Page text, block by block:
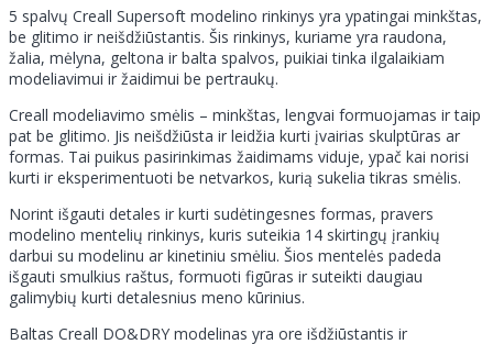
5 spalvų Creall Supersoft modelino rinkinys yra ypatingai minkštas,
be glitimo ir neišdžiūstantis. Šis rinkinys, kuriame yra raudona,
žalia, mėlyna, geltona ir balta spalvos, puikiai tinka ilgalaikiam
modeliavimui ir žaidimui be pertraukų.
Creall modeliavimo smėlis – minkštas, lengvai formuojamas ir taip
pat be glitimo. Jis neišdžiūsta ir leidžia kurti įvairias skulptūras ar
formas. Tai puikus pasirinkimas žaidimams viduje, ypač kai norisi
kurti ir eksperimentuoti be netvarkos, kurią sukelia tikras smėlis.
Norint išgauti detales ir kurti sudėtingesnes formas, pravers
modelino mentelių rinkinys, kuris suteikia 14 skirtingų įrankių
darbui su modelinu ar kinetiniu smėliu. Šios mentelės padeda
išgauti smulkius raštus, formuoti figūras ir suteikti daugiau
galimybių kurti detalesnius meno kūrinius.
Baltas Creall DO&DRY modelinas yra ore išdžiūstantis ir